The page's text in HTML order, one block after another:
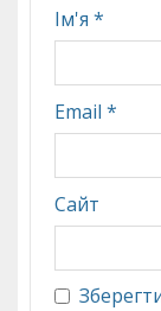
Ім'я *
Email *
Сайт